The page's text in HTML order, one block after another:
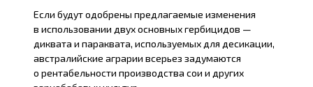
Если будут одобрены предлагаемые изменения
в использовании двух основных гербицидов —
диквата и параквата, используемых для десикации,
австралийские аграрии всерьез задумаются
о рентабельности производства сои и других